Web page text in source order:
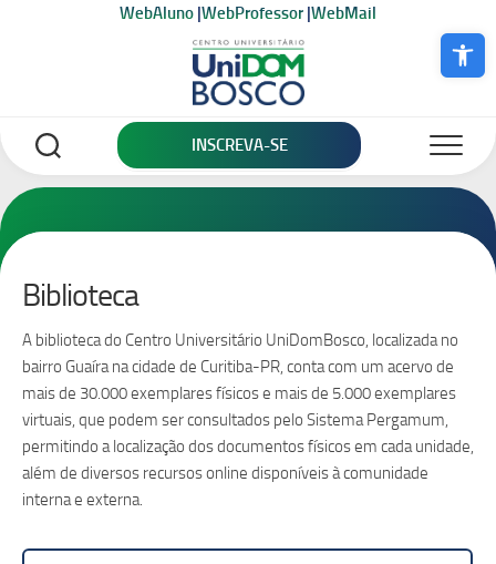
Abrir a
WebAluno |WebProfessor |WebMail
INSCREVA-SE
Biblioteca
A biblioteca do Centro Universitário UniDomBosco, localizada no
bairro Guaíra na cidade de Curitiba-PR, conta com um acervo de
mais de 30.000 exemplares físicos e mais de 5.000 exemplares
virtuais, que podem ser consultados pelo Sistema Pergamum,
permitindo a localização dos documentos físicos em cada unidade,
além de diversos recursos online disponíveis à comunidade
interna e externa.